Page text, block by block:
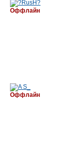
Оффлайн
Оффлайн